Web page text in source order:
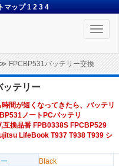
マップ 1 2 3 4
Toggle
≫ FPCBP531バッテリー交換
ッテリー
間が短くなってきたら、バッテリ
ノートPCバッテリ
換品番 FPB0338S FPCBP529
LifeBook T937 T938 T939 シ
Black